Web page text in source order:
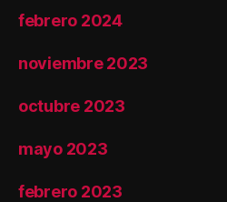
febrero 2024
noviembre 2023
octubre 2023
mayo 2023
febrero 2023